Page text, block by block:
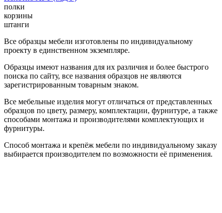
полки
корзины
штанги
Все образцы мебели изготовлены по индивидуальному
проекту в единственном экземпляре.
Образцы имеют названия для их различия и более быстрого
поиска по сайту, все названия образцов не являются
зарегистрированным товарным знаком.
Все мебельные изделия могут отличаться от представленных
образцов по цвету, размеру, комплектации, фурнитуре, а также
способами монтажа и производителями комплектующих и
фурнитуры.
Способ монтажа и крепёж мебели по индивидуальному заказу
выбирается производителем по возможности её применения.